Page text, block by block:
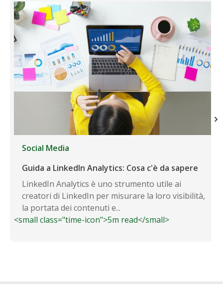
Social Media
Guida a LinkedIn Analytics: Cosa c'è da sapere
LinkedIn Analytics è uno strumento utile ai
creatori di LinkedIn per misurare la loro visibilità,
la portata dei contenuti e...
<small class="time-icon">5m read</small>